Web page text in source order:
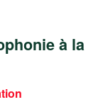
à la